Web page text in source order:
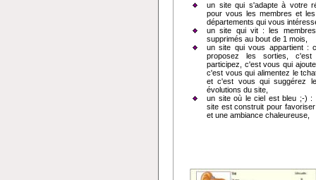
un site qui s'adapte à votre
pour vous les membres et
départements qui vous
un site qui vit : les
supprimés au bout de 1 mois,
un site qui vous appartient :
proposez les sorties,
participez, c'est vous qui
c'est vous qui alimentez le
et c'est vous qui suggérez
évolutions du site,
un site où le ciel est bleu ;-) :
site est construit pour
et une ambiance chaleureuse,